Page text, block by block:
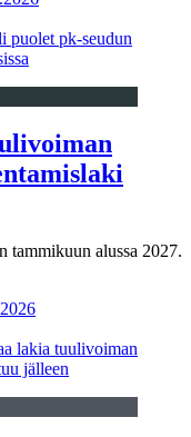
pk-seudun
tammikuun alussa 2027.
lakia tuulivoiman
jälleen